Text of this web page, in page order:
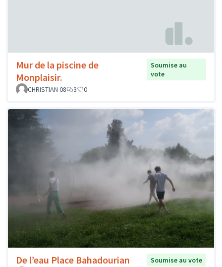
Mur de la piscine de
Monplaisir.
Soumise au
vote
CHRISTIAN 08
3 0
De l’eau Place Bahadourian
Soumise au vote